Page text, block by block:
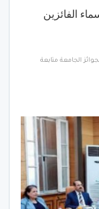
الفائزين
الجامعة متابعة